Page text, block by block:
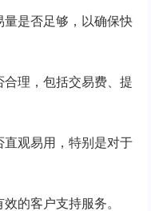
是否足够，以确保快
合理，包括交易费、提
观易用，特别是对于
的客户支持服务。